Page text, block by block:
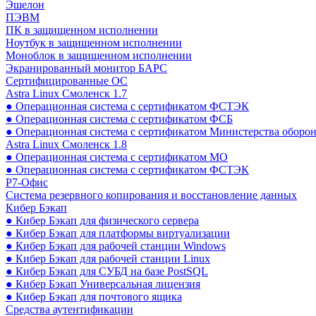
Эшелон
ПЭВМ
ПК в защищенном исполнении
Ноутбук в защищенном исполнении
Моноблок в защищенном исполнении
Экранированный монитор БАРС
Сертифицированные ОС
Astra Linux Смоленск 1.7
● Операционная система с сертификатом ФСТЭК
● Операционная система с сертификатом ФСБ
● Операционная система с сертификатом Министерства
Astra Linux Смоленск 1.8
● Операционная система с сертификатом МО
● Операционная система с сертификатом ФСТЭК
Р7-Офис
Система резервного копирования и восстановление данных
Кибер Бэкап
● Кибер Бэкап для физического сервера
● Кибер Бэкап для платформы виртуализации
● Кибер Бэкап для рабочей станции Windows
● Кибер Бэкап для рабочей станции Linux
● Кибер Бэкап для СУБД на базе PostSQL
● Кибер Бэкап Универсальная лицензия
● Кибер Бэкап для почтового ящика
Средства аутентификации